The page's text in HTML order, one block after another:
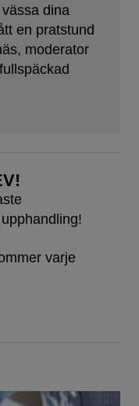
dina
en pratstund
moderator
varje